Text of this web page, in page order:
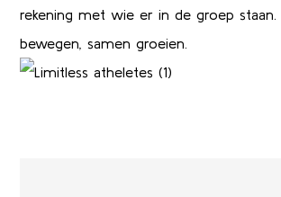
rekening met wie er in de groep staan.
bewegen, samen groeien.